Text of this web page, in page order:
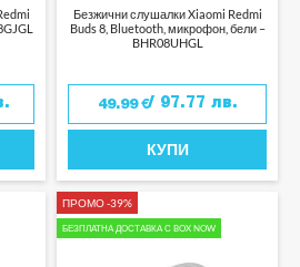
Безжични слушалки Xiaomi Redmi
Buds 8, Bluetooth, микрофон, бели –
BHR08UHGL
49.99€/ 97.77 лв.
КУПИ
ПРОМО -39%
БЕЗПЛАТНА ДОСТАВКА С BOX NOW